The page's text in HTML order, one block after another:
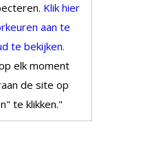
Klik hier
aan te
te bekijken.
elk moment
de site op
te klikken."